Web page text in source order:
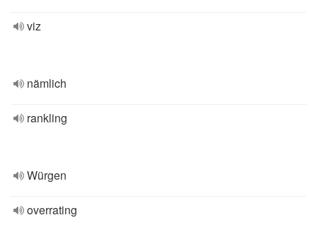
viz
nämlich
rankling
Würgen
overrating